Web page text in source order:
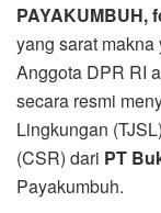
PAYAKUMBUH,
yang sarat
Anggota DPR RI
secara resmi
Lingkungan
(CSR) dari PT
Payakumbuh.